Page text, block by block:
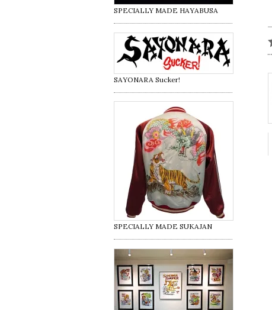
SPECIALLY MADE HAYABUSA
SAYONARA Sucker!
SPECIALLY MADE SUKAJAN